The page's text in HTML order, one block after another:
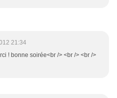
21:34
! bonne soirée<br /> <br /> <br />